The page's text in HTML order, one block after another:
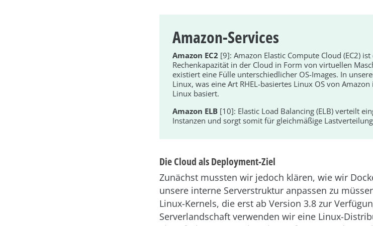
Amazon-Services
Amazon EC2 [9]: Amazon Elastic Compute Cloud (EC2)
Rechenkapazität in der Cloud in Form von virtuellen
existiert eine Fülle unterschiedlicher OS-Images. In
Linux, was eine Art RHEL-basiertes Linux OS von
Linux basiert.
Amazon ELB [10]: Elastic Load Balancing (ELB) verteilt
Instanzen und sorgt somit für gleichmäßige
Die Cloud als Deployment-Ziel
Zunächst mussten wir jedoch klären, wie wir
unsere interne Serverstruktur anpassen zu
Linux-Kernels, die erst ab Version 3.8 zur
Serverlandschaft verwenden wir eine Linux-